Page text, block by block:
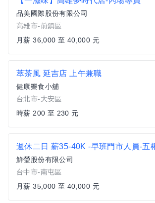
品美國際股份有限公司
高雄市-前鎮區
月薪 36,000 至 40,000 元
萃茶風 延吉店 上午兼職
健康樂食小舖
台北市-大安區
時薪 200 至 230 元
週休二日 薪35-40K -早班門市人員-五
鮮瑩股份有限公司
台中市-南屯區
月薪 35,000 至 40,000 元